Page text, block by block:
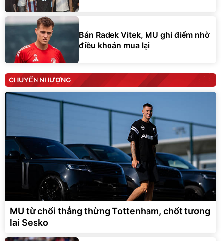
Bán Radek Vitek, MU ghi điểm nhờ
điều khoản mua lại
CHUYỂN NHƯỢNG
MU từ chối thẳng thừng Tottenham, chốt tương
lai Sesko